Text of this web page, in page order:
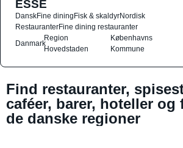
ESSE
DanskFine diningFisk & skaldyrNordisk
RestauranterFine dining restauranter
Danmark
Region
Hovedstaden
Københavns
Kommune
Find restauranter,
caféer, barer, hoteller og
de danske regioner